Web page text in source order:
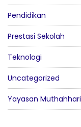
Pendidikan
Prestasi Sekolah
Teknologi
Uncategorized
Yayasan Muthahhari